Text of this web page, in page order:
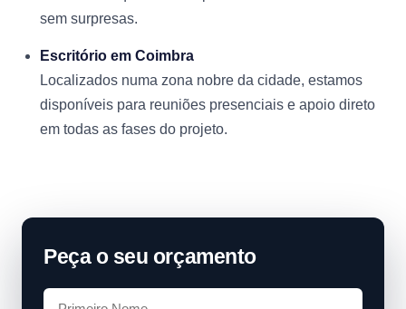
sem surpresas.
Escritório em Coimbra
Localizados numa zona nobre da cidade, estamos
disponíveis para reuniões presenciais e apoio direto
em todas as fases do projeto.
Peça o seu orçamento